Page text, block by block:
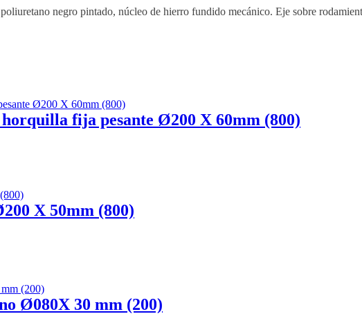
negro pintado, núcleo de hierro fundido mecánico. Eje sobre
fija pesante Ø200 X 60mm (800)
X 50mm (800)
Ø080X 30 mm (200)